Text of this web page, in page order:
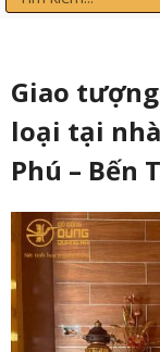
Giao
loại tại
Phú – Bến